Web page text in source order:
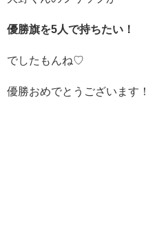
優勝旗を5人で持ちたい！
でしたもんね♡
優勝おめでとうございます！